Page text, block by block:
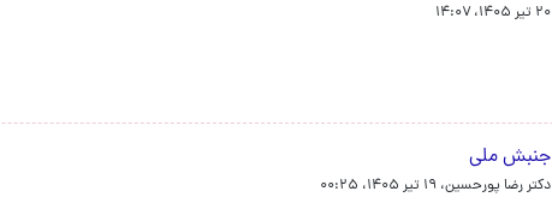
۲۰ تیر ۱۴۰۵، ۱۴:۰۷
جنبش ملی
دکتر رضا پورحسین، ۱۹ تیر ۱۴۰۵، ۰۰:۲۵